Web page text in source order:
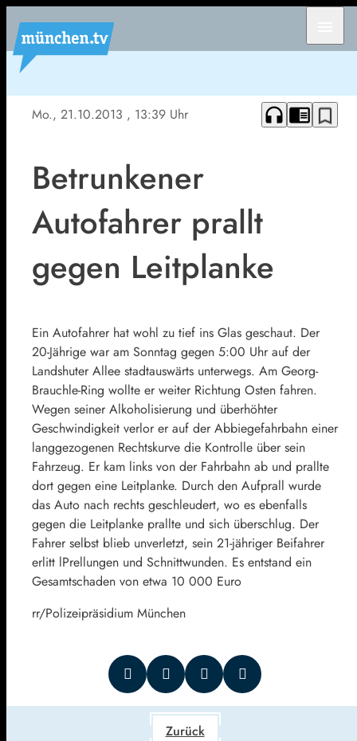
Mo., 21.10.2013 , 13:39 Uhr headphones chrome_reader_mode bookmark_border
Betrunkener
Autofahrer prallt
gegen Leitplanke
Ein Autofahrer hat wohl zu tief ins Glas geschaut. Der
20-Jährige war am Sonntag gegen 5:00 Uhr auf der
Landshuter Allee stadtauswärts unterwegs. Am Georg-
Brauchle-Ring wollte er weiter Richtung Osten fahren.
Wegen seiner Alkoholisierung und überhöhter
Geschwindigkeit verlor er auf der Abbiegefahrbahn einer
langgezogenen Rechtskurve die Kontrolle über sein
Fahrzeug. Er kam links von der Fahrbahn ab und prallte
dort gegen eine Leitplanke. Durch den Aufprall wurde
das Auto nach rechts geschleudert, wo es ebenfalls
gegen die Leitplanke prallte und sich überschlug. Der
Fahrer selbst blieb unverletzt, sein 21-jähriger Beifahrer
erlitt lPrellungen und Schnittwunden. Es entstand ein
Gesamtschaden von etwa 10 000 Euro
rr/Polizeipräsidium München
Zurück